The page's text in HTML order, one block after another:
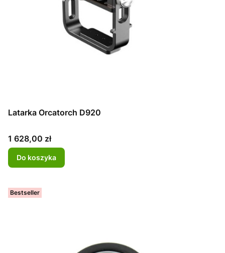
Latarka Orcatorch D920
Cena
1 628,00 zł
Do koszyka
Bestseller